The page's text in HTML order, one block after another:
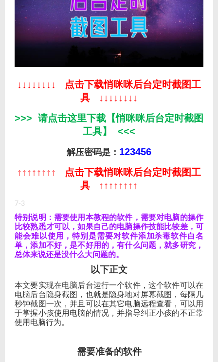
↓↓↓↓↓↓↓↓ 点击下载悄咪咪后台定时截图工
具 ↓↓↓↓↓↓↓↓
>>> 请点击这里下载【悄咪咪后台定时截图
工具】 <<<
解压密码是： 123456
↑↑↑↑↑↑↑↑ 点击下载悄咪咪后台定时截图工
具 ↑↑↑↑↑↑↑↑
7-3
特别说明：需要使用本教程的软件，需要对电脑的操作
比较熟悉才可以，如果自己的电脑操作技能比较差，可
能会难以使用，特别是需要对软件添加杀毒软件白名
单，添加不好，是不好用的，有什么问题，就多研究，
总体来说还是没什么大问题的。
以下正文
本文要实现在电脑后台运行一个软件，这个软件可以在
电脑后台隐身截图，也就是隐身地对屏幕截图，每隔几
秒钟截图一次，并且可以在其它电脑远程查看，可以用
于掌握小孩使用电脑的情况，并指导纠正小孩的不正常
使用电脑行为。
需要准备的软件